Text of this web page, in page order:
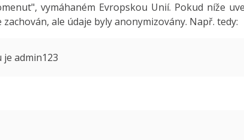
vymáhaném Evropskou Unií. Pokud níže
ale údaje byly anonymizovány. Např. tedy:
admin123